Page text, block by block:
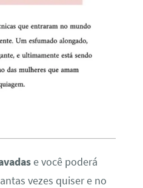
e você poderá
vezes quiser e no